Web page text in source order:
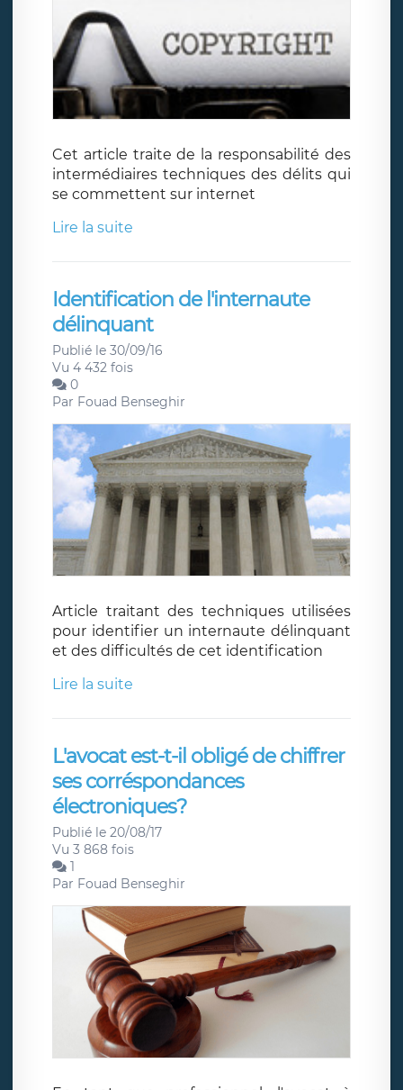
Cet article traite de la responsabilité des
intermédiaires techniques des délits qui
se commettent sur internet
Lire la suite
Identification de l'internaute
délinquant
Publié le 30/09/16
Vu 4 432 fois
0
Par Fouad Benseghir
Article traitant des techniques utilisées
pour identifier un internaute délinquant
et des difficultés de cet identification
Lire la suite
L'avocat est-t-il obligé de chiffrer
ses corréspondances
électroniques?
Publié le 20/08/17
Vu 3 868 fois
1
Par Fouad Benseghir